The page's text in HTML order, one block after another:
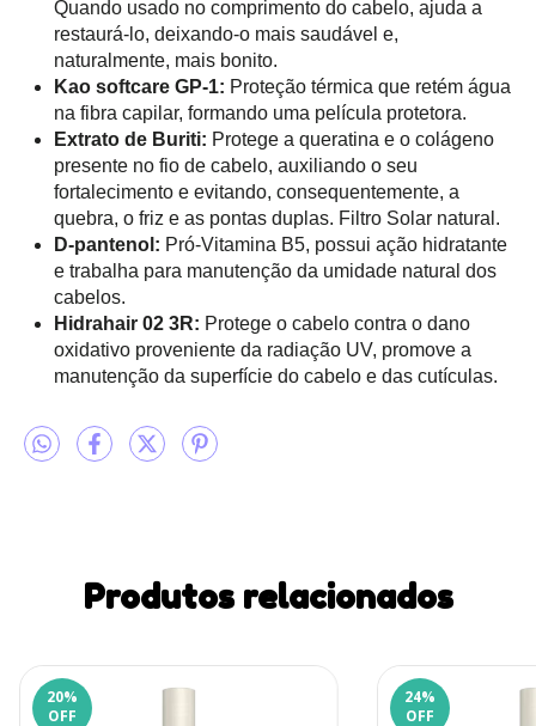
Quando usado no comprimento do cabelo, ajuda a
restaurá-lo, deixando-o mais saudável e,
naturalmente, mais bonito.
Kao softcare GP-1: Proteção térmica que retém água
na fibra capilar, formando uma película protetora.
Extrato de Buriti: Protege a queratina e o colágeno
presente no fio de cabelo, auxiliando o seu
fortalecimento e evitando, consequentemente, a
quebra, o friz e as pontas duplas. Filtro Solar natural.
D-pantenol: Pró-Vitamina B5, possui ação hidratante
e trabalha para manutenção da umidade natural dos
cabelos.
Hidrahair 02 3R: Protege o cabelo contra o dano
oxidativo proveniente da radiação UV, promove a
manutenção da superfície do cabelo e das cutículas.
Produtos relacionados
20%
OFF
24%
OFF